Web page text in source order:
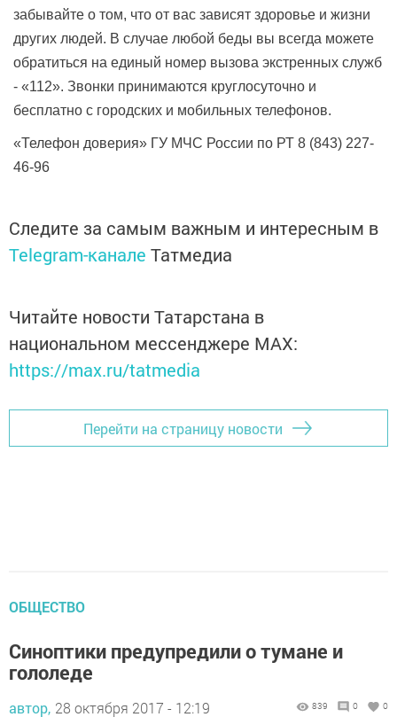
забывайте о том, что от вас зависят здоровье и жизни
других людей. В случае любой беды вы всегда можете
обратиться на единый номер вызова экстренных служб
- «112». Звонки принимаются круглосуточно и
бесплатно с городских и мобильных телефонов.
«Телефон доверия» ГУ МЧС России по РТ 8 (843) 227-
46-96
Следите за самым важным и интересным в
Telegram-канале Татмедиа
Читайте новости Татарстана в
национальном мессенджере MАХ:
https://max.ru/tatmedia
Перейти на страницу новости
ОБЩЕСТВО
Синоптики предупредили о тумане и
гололеде
автор, 28 октября 2017 - 12:19 839 0 0